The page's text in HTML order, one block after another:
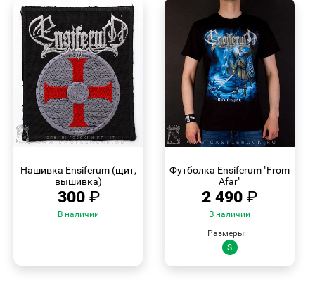
Нашивка Ensiferum (щит,
вышивка)
300 ₽
В наличии
Футболка Ensiferum "From
Afar"
2 490 ₽
В наличии
Размеры:
S